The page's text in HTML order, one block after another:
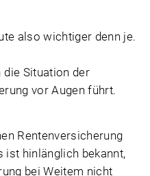
also wichtiger denn je.
die Situation der
vor Augen führt.
Rentenversicherung
ist hinlänglich bekannt,
bei Weitem nicht